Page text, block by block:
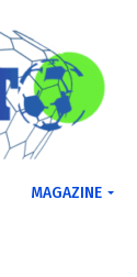
MAGAZINE